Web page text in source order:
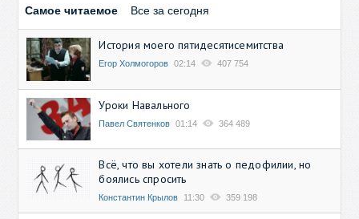
Самое читаемое Все за сегодня
История моего пятидесятисемитства
Егор Холмогоров 02:14 407 754
Уроки Навального
Павел Святенков 01:14 364 489
Всё, что вы хотели знать о педофилии, но
боялись спросить
Константин Крылов 11:30 359 198